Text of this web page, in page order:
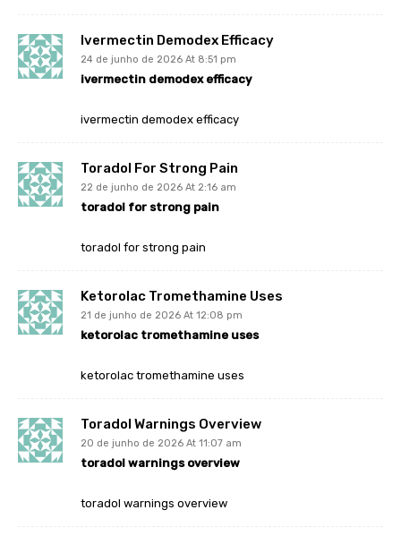
Ivermectin Demodex Efficacy
24 de junho de 2026 At 8:51 pm
ivermectin demodex efficacy
ivermectin demodex efficacy
Toradol For Strong Pain
22 de junho de 2026 At 2:16 am
toradol for strong pain
toradol for strong pain
Ketorolac Tromethamine Uses
21 de junho de 2026 At 12:08 pm
ketorolac tromethamine uses
ketorolac tromethamine uses
Toradol Warnings Overview
20 de junho de 2026 At 11:07 am
toradol warnings overview
toradol warnings overview